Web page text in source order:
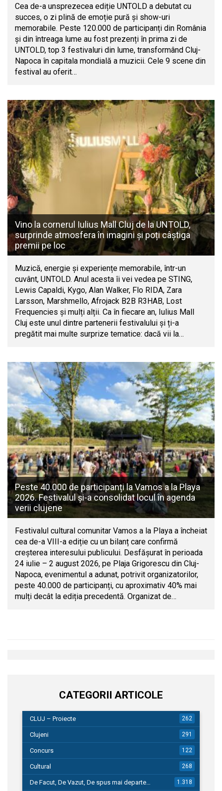
Cea de-a unsprezecea ediție UNTOLD a debutat cu
succes, o zi plină de emoție pură și show-uri
memorabile. Peste 120.000 de participanți din România
și din întreaga lume au fost prezenți în prima zi de
UNTOLD, top 3 festivaluri din lume, transformând Cluj-
Napoca în capitala mondială a muzicii. Cele 9 scene din
festival au oferit…
Vino la cornerul Iulius Mall Cluj de la UNTOLD,
surprinde atmosfera în imagini și poți câștiga
premii pe loc
Muzică, energie și experiențe memorabile, într-un
cuvânt, UNTOLD. Anul acesta îi vei vedea pe STING,
Lewis Capaldi, Kygo, Alan Walker, Flo RIDA, Zara
Larsson, Marshmello, Afrojack B2B R3HAB, Lost
Frequencies și mulți alții. Ca în fiecare an, Iulius Mall
Cluj este unul dintre partenerii festivalului și ți-a
pregătit mai multe surprize tematice: dacă vii la…
Peste 40.000 de participanți la Vamos a la Playa
2026. Festivalul și-a consolidat locul în agenda
verii clujene
Festivalul cultural comunitar Vamos a la Playa a încheiat
cea de-a VIII-a ediție cu un bilanț care confirmă
creșterea interesului publicului. Desfășurat în perioada
24 iulie – 2 august 2026, pe Plaja Grigorescu din Cluj-
Napoca, evenimentul a adunat, potrivit organizatorilor,
peste 40.000 de participanți, cu aproximativ 40% mai
mulți decât la ediția precedentă. Organizat de…
CATEGORII ARTICOLE
CLUJ – Proiecte 262
Clujeni 291
Concurs 122
Cultural 268
De Facut, De Vazut, De spus mai departe… 1.318